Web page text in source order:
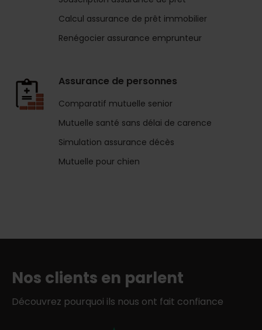
Calcul assurance de prêt immobilier
Renégocier assurance emprunteur
Assurance de personnes
Comparatif mutuelle senior
Mutuelle santé sans délai de carence
Simulation assurance décès
Mutuelle pour chien
Nos clients en parlent
Découvrez pourquoi ils nous ont fait confiance